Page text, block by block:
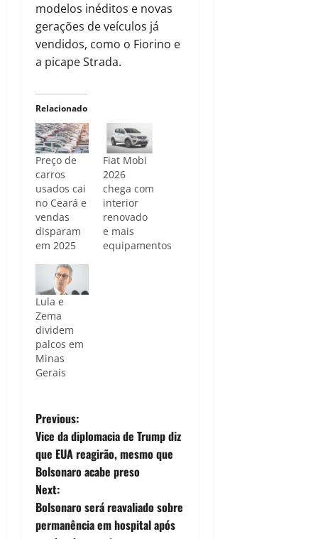
modelos inéditos e novas
gerações de veículos já
vendidos, como o Fiorino e
a picape Strada.
Relacionado
Preço de
carros
usados cai
no Ceará e
vendas
disparam
em 2025
Fiat Mobi
2026
chega com
interior
renovado
e mais
equipamentos
Lula e
Zema
dividem
palcos em
Minas
Gerais
P
o
s
t
Previous:
Vice da diplomacia de Trump diz
que EUA reagirão, mesmo que
Bolsonaro acabe preso
Next:
Bolsonaro será reavaliado sobre
permanência em hospital após